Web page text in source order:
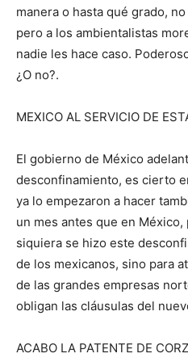
manera o hasta qué grado,
pero a los ambientalistas
nadie les hace caso.
¿O no?.
MEXICO AL SERVICIO DE
El gobierno de México
desconfinamiento, es cierto
ya lo empezaron a hacer
un mes antes que en
siquiera se hizo este
de los mexicanos, sino para
de las grandes empresas
obligan las cláusulas del
ACABO LA PATENTE DE